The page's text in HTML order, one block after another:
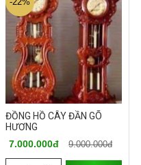
ĐỒNG HỒ CÂY ĐẦN GÕ
HƯƠNG
7.000.000đ
9.000.000đ